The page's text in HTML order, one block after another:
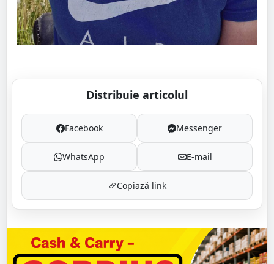
Distribuie articolul
Facebook Messenger
WhatsApp E-mail
Copiază link